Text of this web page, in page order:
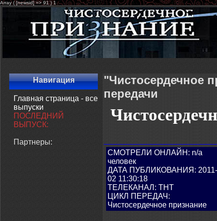
Array ( [newsid] => 91 ) 1
Навигация
Главная страница - все
выпуски
ПОСЛЕДНИЙ
ВЫПУСК:
Партнеры:
"Чистосердечное
передачи
СМОТРЕЛИ ОНЛАЙН: n/a
человек
ДАТА ПУБЛИКОВАНИЯ:
02 11:30:18
ТЕЛЕКАНАЛ: ТНТ
ЦИКЛ ПЕРЕДАЧ:
Чистосердечное признание